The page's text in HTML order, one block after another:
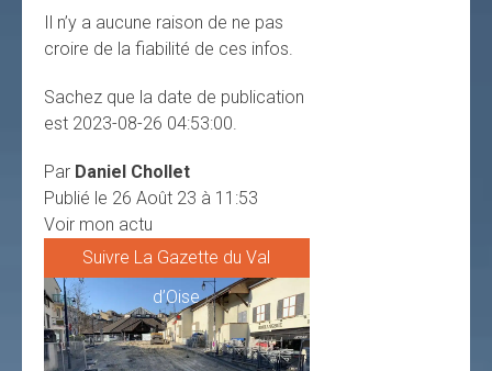
Il n’y a aucune raison de ne pas
croire de la fiabilité de ces infos.
Sachez que la date de publication
est 2023-08-26 04:53:00.
Par Daniel Chollet
Publié le 26 Août 23 à 11:53
Voir mon actu
Suivre La Gazette du Val
d’Oise